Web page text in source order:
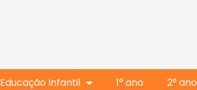
Educação Infantil 1° ano 2° ano